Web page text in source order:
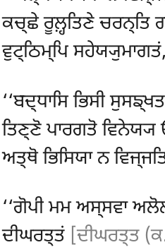
ਕਚ੍ਛੇ ਰੂਲ਼੍ਹਤਿਣੇ ਚਰਨ੍ਤਿ
ਵੁਟ੍ਠਿਮ੍ਪਿ
‘‘ਬਦ੍ਧਾਸਿ ਭਿਸੀ
ਤਿਣ੍ਣੋ ਪਾਰਗਤੋ
ਅਤ੍ਥੋ ਭਿਸਿਯਾ ਨ
‘‘ਗੋਪੀਮਮ ਅਸ੍ਸਵਾ
ਦੀਘਰਤ੍ਤਂ [ਦੀਘਰਤ੍ਤ